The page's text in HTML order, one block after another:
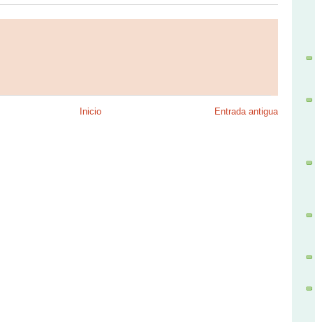
Entrada antigua
Inicio